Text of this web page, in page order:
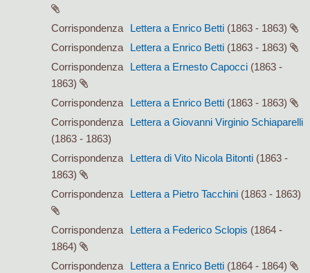
Corrispondenza Lettera a Enrico Betti (1863 - 1863)
Corrispondenza
Lettera a Enrico Betti (1863 - 1863)
Corrispondenza
Lettera a Ernesto Capocci (1863 -
1863)
Corrispondenza
Lettera a Enrico Betti (1863 - 1863)
Corrispondenza
Lettera a Giovanni Virginio Schiaparelli
(1863 - 1863)
Corrispondenza
Lettera di Vito Nicola Bitonti (1863 -
1863)
Corrispondenza
Lettera a Pietro Tacchini (1863 - 1863)
Corrispondenza Lettera a Federico Sclopis (1864 -
1864)
Corrispondenza
Lettera a Enrico Betti (1864 - 1864)